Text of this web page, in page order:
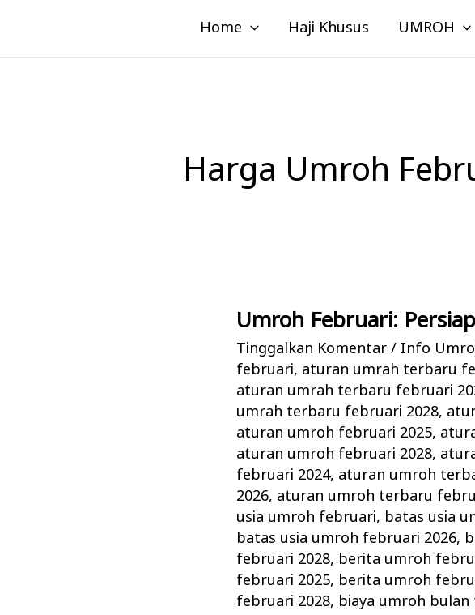
konten
Home Haji Khusus UMROH
Harga Umroh
Umroh Februari:
Tinggalkan Komentar / Info
februari, aturan umrah terbaru
aturan umrah terbaru februari
umrah terbaru februari 2028,
aturan umroh februari 2025,
aturan umroh februari 2028,
februari 2024, aturan umroh
2026, aturan umroh terbaru
usia umroh februari, batas usia
batas usia umroh februari 2026,
februari 2028, berita umroh
februari 2025, berita umroh
februari 2028, biaya umroh
Umroh
Februari:
Persiapan
&
Perlengkapannya